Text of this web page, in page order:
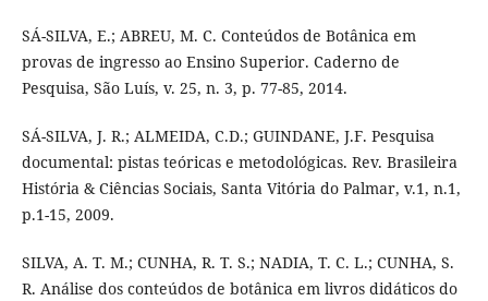
SÁ-SILVA, E.; ABREU, M. C. Conteúdos de Botânica em
provas de ingresso ao Ensino Superior. Caderno de
Pesquisa, São Luís, v. 25, n. 3, p. 77-85, 2014.
SÁ-SILVA, J. R.; ALMEIDA, C.D.; GUINDANE, J.F. Pesquisa
documental: pistas teóricas e metodológicas. Rev. Brasileira
História & Ciências Sociais, Santa Vitória do Palmar, v.1, n.1,
p.1-15, 2009.
SILVA, A. T. M.; CUNHA, R. T. S.; NADIA, T. C. L.; CUNHA, S.
R. Análise dos conteúdos de botânica em livros didáticos do